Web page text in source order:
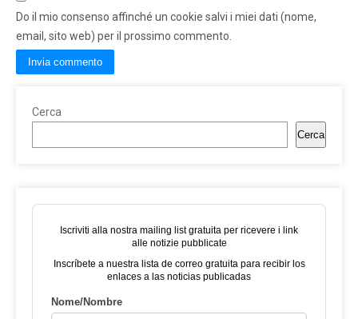
Do il mio consenso affinché un cookie salvi i miei dati (nome,
email, sito web) per il prossimo commento.
Cerca
Cerca
Iscriviti alla nostra mailing list gratuita per ricevere i link
alle notizie pubblicate
Inscríbete a nuestra lista de correo gratuita para recibir los
enlaces a las noticias publicadas
Nome/Nombre